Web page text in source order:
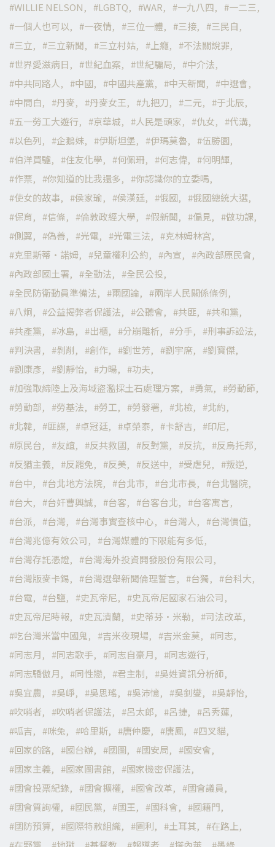
WILLIE NELSON
LGBTQ WAR 一九八四
一二三
一個人也可以
一夜情 三位一體 三接
三民自
三立
三立新聞 三立村姑 上癮
不法關說罪
世界愛滋病日
世紀血案 世紀騙局
中介法
中共同路人
中國 中國共產黨 中天新聞
中選會
中間白
丹麥 丹麥女王 九把刀 二元
于北辰
五一勞工大遊行
京華城 人民是頭家 仇女
代溝
以色列
企鵝妹 伊斯坦堡 伊瑪莫魯
伍勝園
伯洋買驢
住友化學 何佩珊 何志偉
何明輝
作票
你知道的比我還多
你認識你的立委嗎
使女的故事
侯家瑜 侯漢廷 俄國
俄國總統大選
保育
信條 倫敦政經大學 假新聞 偏見
做功課
側翼
偽善 光電 光電三法
克林姆林宮
克里斯蒂·諾姆
兒童權利公約 內宣
內政部原民會
內政部國土署
全動法
全民公投
全民防衛動員準備法
兩國論
兩岸人民關係條例
八炯
公益揭弊者保護法 公聽會 共匪
共和黨
共產黨
冰島 出櫃 分崩離析 分手
刑事訴訟法
判決書
剝削 創作 劉世芳 劉宇席
劉寶傑
劉康彥
劉靜怡 力暘
功夫
加強取締陸上及海域盜濫採土石處理方案
勇氣
勞動節
勞動部
勞基法 勞工 勞發署 北檢
北約
北韓
匪諜 卓冠廷 卓榮泰 卡舒吉
印尼
原民台
友誼 反共救國 反對黨 反抗
反烏托邦
反猶主義
反罷免 反美 反送中 受虐兒
叛逆
台中
台北地方法院 台北市 台北市長
台北醫院
台大
台奸曹興誠 台客 台客台北
台客寓言
台派
台灣 台灣事實查核中心 台灣人
台灣價值
台灣兆億有效公司
台灣媒體的下限能有多低
台灣存託憑證
台灣海外投資開發股份有限公司
台灣版麥卡錫
台灣選舉新聞倫理誓言 台獨
台科大
台電
台鹽 史瓦帝尼
史瓦帝尼國家石油公司
史瓦帝尼時報
史瓦濟蘭 史蒂芬·米勒
司法改革
吃台灣米當中國鬼
吉米夜現場 吉米金莫
同志
同志月
同志歌手 同志自豪月
同志遊行
同志驕傲月
同性戀 君主制
吳姓資訊分析師
吳宜農
吳崢 吳思瑤 吳沛憶 吳釗燮
吳靜怡
吹哨者
吹哨者保護法 呂太郎 呂捷
呂秀蓮
呱吉
咪兔 哈里斯 唐仲慶 唐鳳
四叉貓
回家的路
國台辦 國圖 國安局
國安會
國家主義
國家圖書館
國家機密保護法
國會投票紀錄
國會擴權 國會改革
國會議員
國會質詢權
國民黨 國王 國科會
國籍門
國防預算
國際特赦組織 圖利 土耳其
在路上